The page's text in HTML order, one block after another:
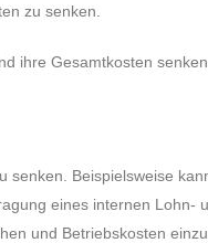
zu senken.
ihre Gesamtkosten senken.
senken. Beispielsweise
eines internen Lohn-
und Betriebskosten